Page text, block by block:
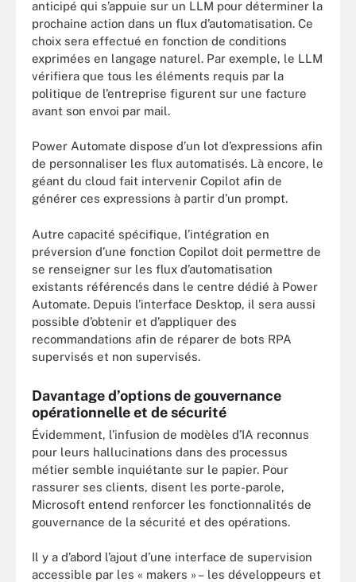
anticipé qui s’appuie sur un LLM pour déterminer la
prochaine action dans un flux d’automatisation. Ce
choix sera effectué en fonction de conditions
exprimées en langage naturel. Par exemple, le LLM
vérifiera que tous les éléments requis par la
politique de l’entreprise figurent sur une facture
avant son envoi par mail.
Power Automate dispose d’un lot d’expressions afin
de personnaliser les flux automatisés. Là encore, le
géant du cloud fait intervenir Copilot afin de
générer ces expressions à partir d’un prompt.
Autre capacité spécifique, l’intégration en
préversion d’une fonction Copilot doit permettre de
se renseigner sur les flux d’automatisation
existants référencés dans le centre dédié à Power
Automate. Depuis l’interface Desktop, il sera aussi
possible d’obtenir et d’appliquer des
recommandations afin de réparer de bots RPA
supervisés et non supervisés.
Davantage d’options de gouvernance
opérationnelle et de sécurité
Évidemment, l’infusion de modèles d’IA reconnus
pour leurs hallucinations dans des processus
métier semble inquiétante sur le papier. Pour
rassurer ses clients, disent les porte-parole,
Microsoft entend renforcer les fonctionnalités de
gouvernance de la sécurité et des opérations.
Il y a d’abord l’ajout d’une interface de supervision
accessible par les « makers » – les développeurs et